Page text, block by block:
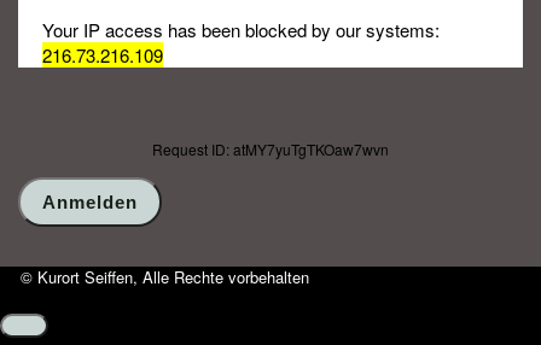
Your IP access has been blocked by our systems:
216.73.216.109
Request ID: atMY7yuTgTKOaw7wvn
© Kurort Seiffen, Alle Rechte vorbehalten